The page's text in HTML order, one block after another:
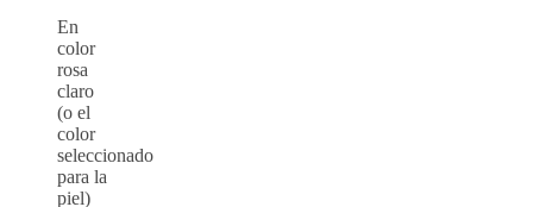
En
color
rosa
claro
(o el
color
seleccionado
para la
piel)